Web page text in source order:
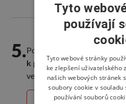
5.Pokud byste měli jakékoli
k prezentacina webových
veletrhu, spojte se se svým
Tyto
používají
Tyto webové stránky
ke zlepšení uživatelského
našich webových stránek
soubory cookie v
používání souborů